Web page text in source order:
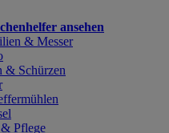
ansehen
& Messer
& Schürzen
Pflege